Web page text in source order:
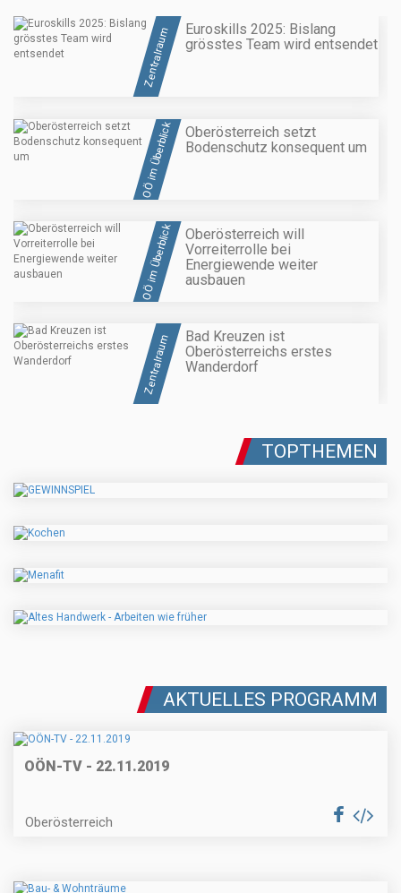
Zentralraum
Euroskills 2025: Bislang
grösstes Team wird entsendet
OÖ im Überblick
Oberösterreich setzt
Bodenschutz konsequent um
OÖ im Überblick
Oberösterreich will
Vorreiterrolle bei
Energiewende weiter
ausbauen
Zentralraum
Bad Kreuzen ist
Oberösterreichs erstes
Wanderdorf
TOPTHEMEN
AKTUELLES PROGRAMM
OÖN-TV - 22.11.2019
Oberösterreich